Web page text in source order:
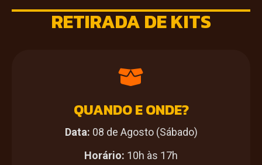
RETIRADA DE KITS
QUANDO E ONDE?
Data: 08 de Agosto (Sábado)
Horário: 10h às 17h